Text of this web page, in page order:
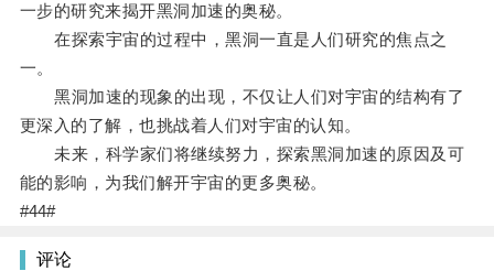
一步的研究来揭开黑洞加速的奥秘。
在探索宇宙的过程中，黑洞一直是人们研究的焦点之
一。
黑洞加速的现象的出现，不仅让人们对宇宙的结构有了
更深入的了解，也挑战着人们对宇宙的认知。
未来，科学家们将继续努力，探索黑洞加速的原因及可
能的影响，为我们解开宇宙的更多奥秘。
#44#
评论